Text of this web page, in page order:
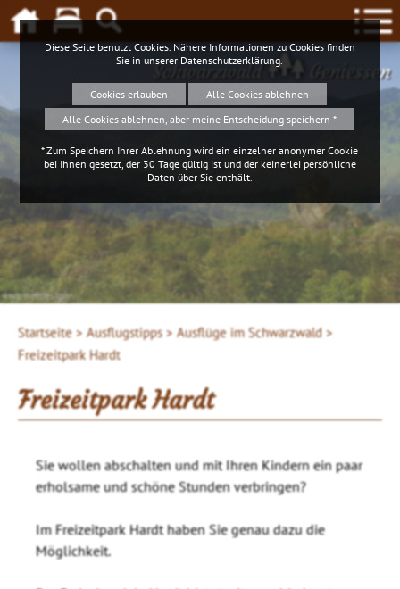
Schwarzwald Geniessen
4ws-netdesign
Startseite > Ausflugstipps > Ausflüge im Schwarzwald >
Freizeitpark Hardt
Freizeitpark Hardt
Sie wollen abschalten und mit Ihren Kindern ein paar
erholsame und schöne Stunden verbringen?
Im Freizeitpark Hardt haben Sie genau dazu die
Möglichkeit.
Diese Seite benutzt Cookies. Nähere Informationen zu Cookies finden
Sie in unserer Datenschutzerklärung
Cookies erlauben
Alle Cookies ablehnen
Alle Cookies ablehnen, aber meine Entscheidung speichern *
* Zum Speichern Ihrer Ablehnung wird ein einzelner anonymer Cookie
bei Ihnen gesetzt, der 30 Tage gültig ist und der keinerlei persönliche
Daten über Sie enthält.